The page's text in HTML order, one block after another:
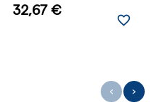
32,67 €
favorite_border
‹ ›